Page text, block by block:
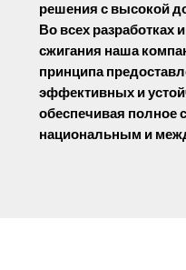
решения с высокой
Во всех разработках
сжигания наша
принципа
эффективных и
обеспечивая полное
национальным и